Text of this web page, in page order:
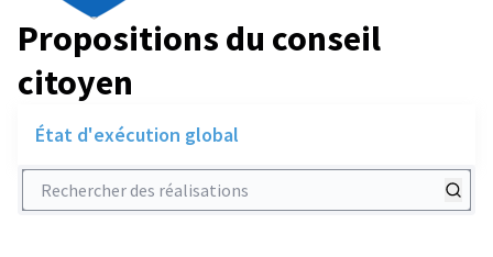
Propositions du conseil
citoyen
État d'exécution global
Rechercher des réalisations